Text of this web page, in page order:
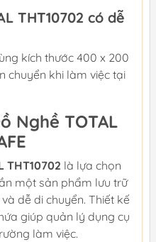
THT10702 có dễ
kích thước 400 x 200
chuyển khi làm việc tại
Nghề TOTAL
THT10702 là lựa chọn
một sản phẩm lưu trữ
dễ di chuyển. Thiết kế
giúp quản lý dụng cụ
làm việc.